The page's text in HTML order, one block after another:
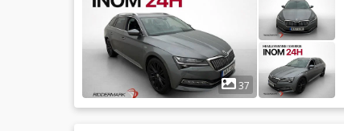
37